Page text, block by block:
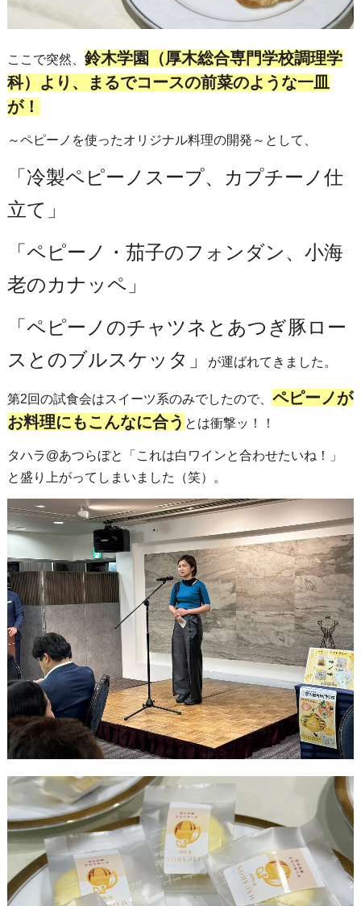
ここで突然、 鈴木学園（厚木総合専門学校調理学
科）より、まるでコースの前菜のような一皿
が！
～ペピーノを使ったオリジナル料理の開発～として、
「冷製ペピーノスープ、カプチーノ仕
立て」
「ペピーノ・茄子のフォンダン、小海
老のカナッペ」
「ペピーノのチャツネとあつぎ豚ロー
スとのブルスケッタ」
が運ばれてきました。
第2回の試食会はスイーツ系のみでしたので、 ペピーノが
お料理にもこんなに合う とは衝撃ッ！！
タハラ@あつらぼと「これは白ワインと合わせたいね！」
と盛り上がってしまいました（笑）。